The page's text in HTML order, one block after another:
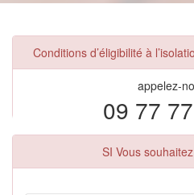
Conditions d’éligibilité à
appelez-
09 77
SI Vous